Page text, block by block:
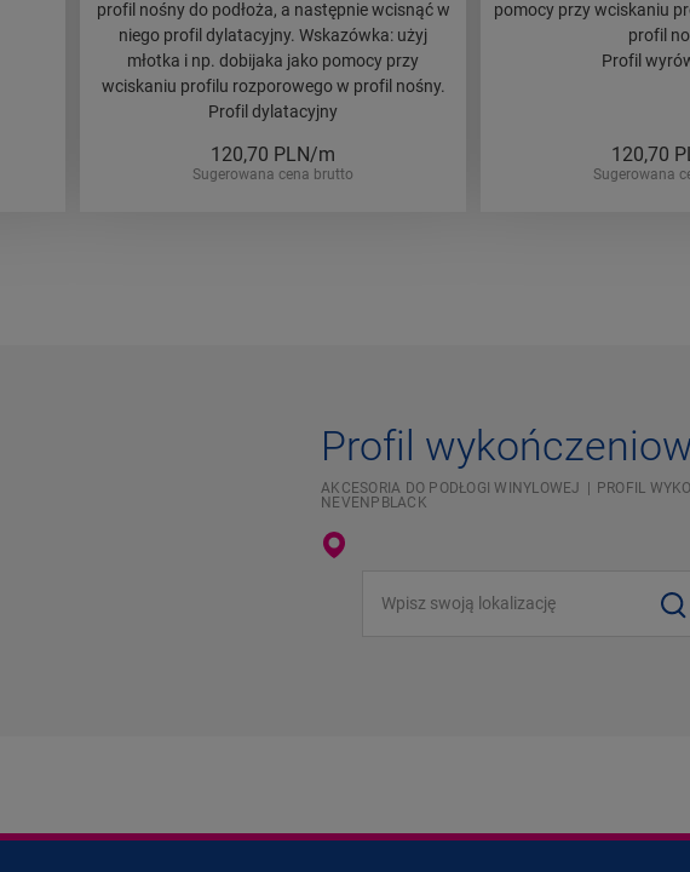
profil nośny do podłoża, a następnie wcisnąć w
niego profil dylatacyjny. Wskazówka: użyj
młotka i np. dobijaka jako pomocy przy
wciskaniu profilu rozporowego w profil nośny.
Profil dylatacyjny
120,70 PLN/m
Sugerowana cena brutto
pomocy przy wciskaniu
profil
Profil
120,70
Sugerowana
Profil
AKCESORIA DO PODŁOGI WINYLOWEJ
PROFIL
NEVENPBLACK